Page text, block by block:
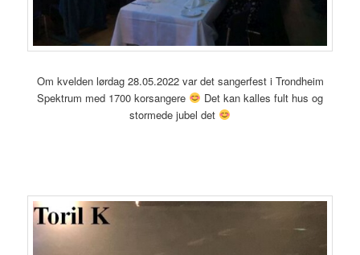
Om kvelden lørdag 28.05.2022 var det sangerfest i Trondheim
Spektrum med 1700 korsangere
Det kan kalles fult hus og
stormede jubel det